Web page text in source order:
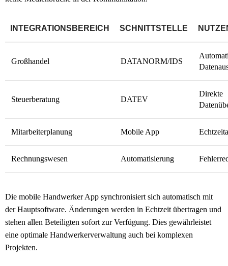
INTEGRATIONSBEREICH SCHNITTSTELLE
Großhandel DATANORM/IDS
Steuerberatung DATEV
Direkte
Mitarbeiterplanung Mobile App
Rechnungswesen Automatisierung
Die mobile Handwerker App synchronisiert sich automatisch mit
der Hauptsoftware. Änderungen werden in Echtzeit übertragen und
stehen allen Beteiligten sofort zur Verfügung. Dies gewährleistet
eine optimale Handwerkerverwaltung auch bei komplexen
Projekten.